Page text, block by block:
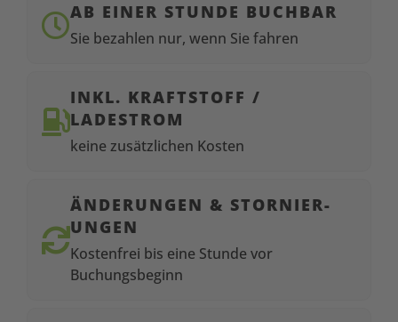
AB EINER STUNDE BUCHBAR
Sie bezahlen nur, wenn Sie fahren

INKL. KRAFTSTOFF /
LADESTROM
keine zusätzlichen Kosten

ÄNDER­UNGEN & STORNIER­
UNGEN
Kostenfrei bis eine Stunde vor
Buchungsbeginn